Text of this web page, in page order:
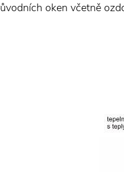
oken včetně